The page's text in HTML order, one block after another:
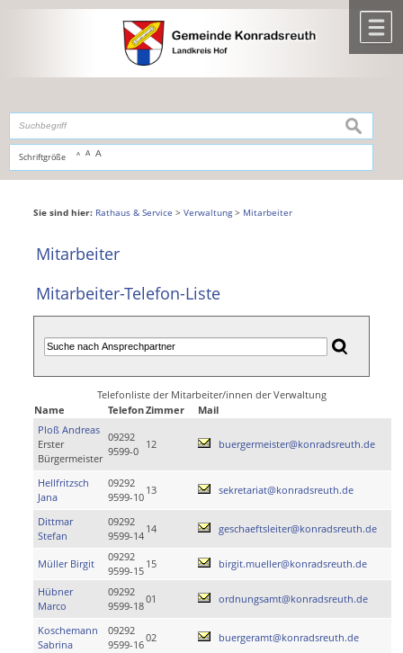
,zur Navigationoderzur Startseitespringen.
Schriftgröße A A A
suchen
Sie sind hier: Rathaus & Service > Verwaltung> Mitarbeiter
Mitarbeiter
Mitarbeiter-Telefon-Liste
Telefonliste der Mitarbeiter/innen der Verwaltung
Name
TelefonZimmer
Mail
Ploß Andreas
Erster
Bürgermeister
09292
9599-0
12 buergermeister@konradsreuth.de
Hellfritzsch
Jana
09292
9599-10
13 sekretariat@konradsreuth.de
Dittmar
Stefan
09292
9599-14
14 geschaeftsleiter@konradsreuth.de
Müller Birgit
09292
9599-15
15 birgit.mueller@konradsreuth.de
Hübner
Marco
09292
9599-18
01 ordnungsamt@konradsreuth.de
Koschemann
Sabrina
09292
9599-16
02 buergeramt@konradsreuth.de